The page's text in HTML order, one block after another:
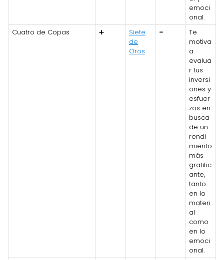
emoci
onal.
Cuatro de Copas
➕
Siete
de
Oros
=
Te
motiva
a
evalua
r tus
inversi
ones y
esfuer
zos en
busca
de un
rendi
miento
más
gratific
ante,
tanto
en lo
materi
al
como
en lo
emoci
onal.